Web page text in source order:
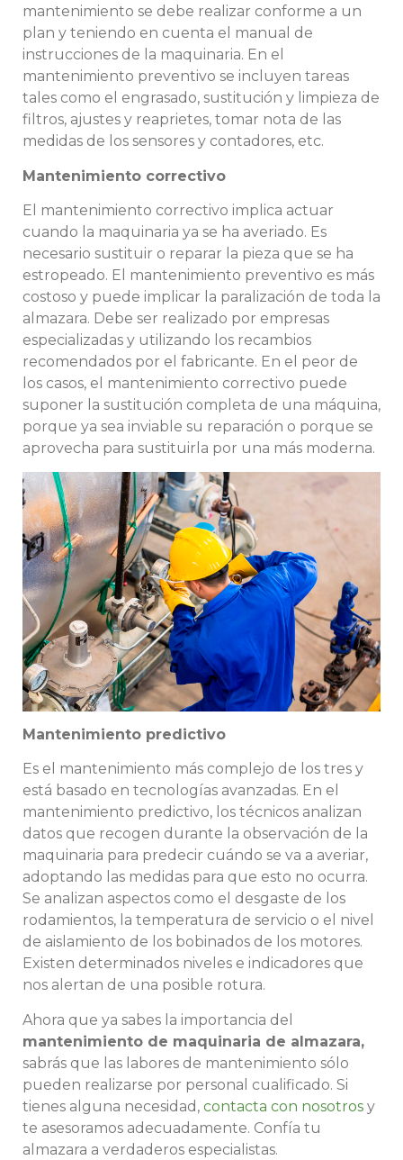
mantenimiento se debe realizar conforme a un
plan y teniendo en cuenta el manual de
instrucciones de la maquinaria. En el
mantenimiento preventivo se incluyen tareas
tales como el engrasado, sustitución y limpieza de
filtros, ajustes y reaprietes, tomar nota de las
medidas de los sensores y contadores, etc.
Mantenimiento correctivo
El mantenimiento correctivo implica actuar
cuando la maquinaria ya se ha averiado. Es
necesario sustituir o reparar la pieza que se ha
estropeado. El mantenimiento preventivo es más
costoso y puede implicar la paralización de toda la
almazara. Debe ser realizado por empresas
especializadas y utilizando los recambios
recomendados por el fabricante. En el peor de
los casos, el mantenimiento correctivo puede
suponer la sustitución completa de una máquina,
porque ya sea inviable su reparación o porque se
aprovecha para sustituirla por una más moderna.
Mantenimiento predictivo
Es el mantenimiento más complejo de los tres y
está basado en tecnologías avanzadas. En el
mantenimiento predictivo, los técnicos analizan
datos que recogen durante la observación de la
maquinaria para predecir cuándo se va a averiar,
adoptando las medidas para que esto no ocurra.
Se analizan aspectos como el desgaste de los
rodamientos, la temperatura de servicio o el nivel
de aislamiento de los bobinados de los motores.
Existen determinados niveles e indicadores que
nos alertan de una posible rotura.
Ahora que ya sabes la importancia del
mantenimiento de maquinaria de almazara,
sabrás que las labores de mantenimiento sólo
pueden realizarse por personal cualificado. Si
tienes alguna necesidad, contacta con nosotros y
te asesoramos adecuadamente. Confía tu
almazara a verdaderos especialistas.